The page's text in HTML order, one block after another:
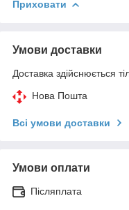
Приховати
Умови доставки
Доставка здійснюється
Нова Пошта
Всі умови доставки
Умови оплати
Післяплата